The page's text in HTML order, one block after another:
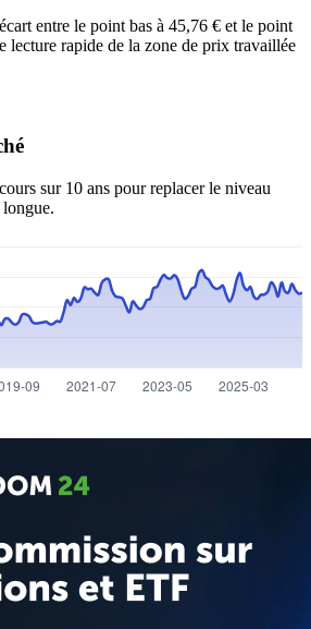
entre le point bas à 45,76 € et le point
lecture rapide de la zone de prix travaillée
sur 10 ans pour replacer le niveau
longue.